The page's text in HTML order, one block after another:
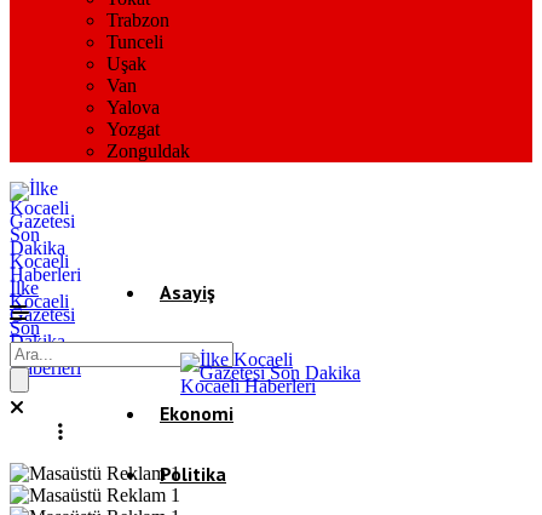
Trabzon
Tunceli
Uşak
Van
Yalova
Yozgat
Zonguldak
İlke
Kocaeli
Gazetesi
Son
Dakika
Kocaeli
Haberleri
Asayiş
Gündem
Ekonomi
Politika